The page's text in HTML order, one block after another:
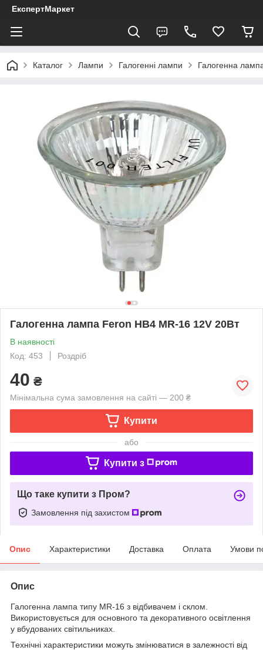
ЕкспертМаркет
Каталог Лампи Галогенні лампи Галогенна
Галогенна лампа Feron HB4 MR-16 12V 20Вт
В наявності
Код: 453
Роздріб
40 ₴
Мінімальна сума замовлення на сайті — 200 ₴
Купити
або
Купити з
Що таке купити з Пром?
Замовлення під захистом
Опис Характеристики Доставка Оплата Умови
Опис
Галогенна лампа типу MR-16 з відбивачем і склом.
Використовується для основного та декоративного освітлення
у вбудованих світильниках.
Технічні характеристики можуть змінюватися в залежності від